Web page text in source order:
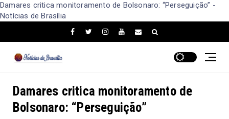
Damares critica monitoramento de Bolsonaro: “Perseguição” -
Notícias de Brasília
Damares critica monitoramento de
Bolsonaro: “Perseguição”